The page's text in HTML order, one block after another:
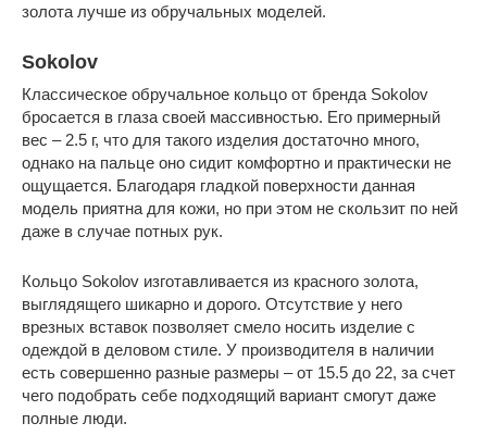
золота лучше из обручальных моделей.
Sokolov
Классическое обручальное кольцо от бренда Sokolov
бросается в глаза своей массивностью. Его примерный
вес – 2.5 г, что для такого изделия достаточно много,
однако на пальце оно сидит комфортно и практически не
ощущается. Благодаря гладкой поверхности данная
модель приятна для кожи, но при этом не скользит по ней
даже в случае потных рук.
Кольцо Sokolov изготавливается из красного золота,
выглядящего шикарно и дорого. Отсутствие у него
врезных вставок позволяет смело носить изделие с
одеждой в деловом стиле. У производителя в наличии
есть совершенно разные размеры – от 15.5 до 22, за счет
чего подобрать себе подходящий вариант смогут даже
полные люди.